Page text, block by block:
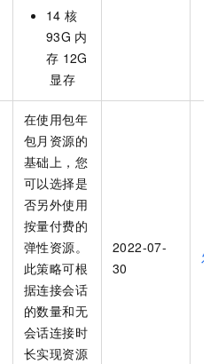
14 核
93G 内
存 12G
显存
在使用包年
包月资源的
基础上，您
可以选择是
否另外使用
按量付费的
弹性资源。
此策略可根
据连接会话
的数量和无
会话连接时
长实现资源
2022-07-
30
发